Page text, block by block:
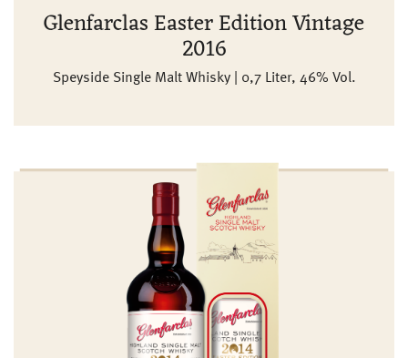
Glenfarclas Easter Edition Vintage
2016
Speyside Single Malt Whisky | 0,7 Liter, 46% Vol.